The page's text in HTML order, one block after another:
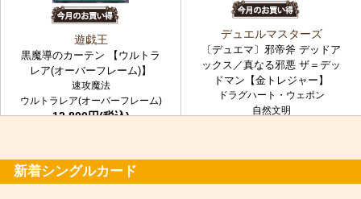
遊戯王
黒魔導のカーテン 【ウルトラ
レア(オーバーフレーム)】
速攻魔法
ウルトラレア(オーバーフレーム)
12,800円(税込)
デュエルマスターズ
〔デュエマ〕邪帝斧 デッドア
ックス／真なる邪悪 ザ＝デッ
ドマン【金トレジャー】
ドラグハート・ウェポン
自然文明
新着シングルカード